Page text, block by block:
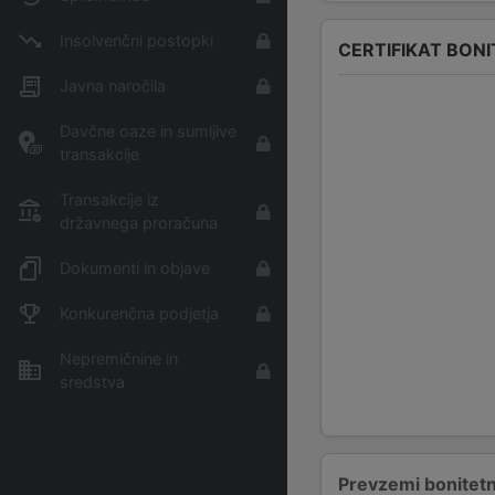
Insolvenčni postopki
Javna naročila
Davčne oaze in sumljive
transakcije
Transakcije iz
državnega proračuna
Dokumenti in objave
Konkurenčna podjetja
Nepremičnine in
sredstva
CERTIFIKAT
Prevzemi